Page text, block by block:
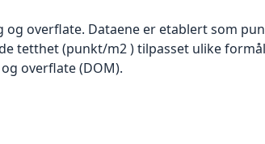
overflate. Dataene er etablert som
tetthet (punkt/m2 ) tilpasset ulike
overflate (DOM).